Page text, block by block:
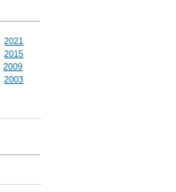
2021
2015
2009
2003